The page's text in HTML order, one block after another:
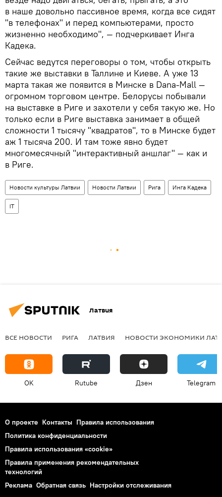
в наше довольно пассивное время, когда все сидят
"в телефонах" и перед компьютерами, просто
жизненно необходимо", — подчеркивает Инга
Кадека.
Сейчас ведутся переговоры о том, чтобы открыть
такие же выставки в Таллине и Киеве. А уже 13
марта такая же появится в Минске в Dana-Mall —
огромном торговом центре. Белорусы побывали
на выставке в Риге и захотели у себя такую же. Но
только если в Риге выставка занимает в общей
сложности 1 тысячу "квадратов", то в Минске будет
аж 1 тысяча 200. И там тоже явно будет
многомесячный "интерактивный аншлаг" — как и
в Риге.
Новости культуры Латвии Новости Латвии Рига Инга Кадека
IT
Латвия
ВСЕ НОВОСТИ РИГА ЛАТВИЯ НОВОСТИ ЭКОНОМИКИ
OK Rutube Дзен Telegram
О проекте Контакты Правила использования
Политика конфиденциальности
Правила использования «cookie»
Правила применения рекомендательных
технологий
Реклама Обратная связь Настройки отслеживания